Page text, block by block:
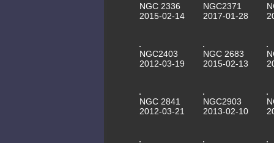
NGC 2336
2015-02-14
NGC2371
2017-01-28
NGC2403
2012-03-19
NGC 2683
2015-02-13
NGC 2841
2012-03-21
NGC2903
2013-02-10